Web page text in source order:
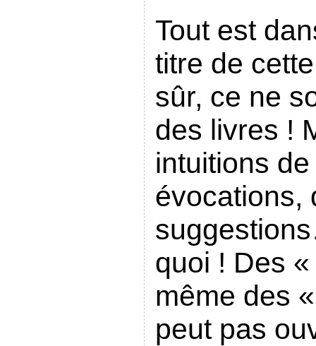
Tout est
titre de
sûr, ce ne
des livres !
intuitions
évocations,
quoi ! Des
même des
peut pas